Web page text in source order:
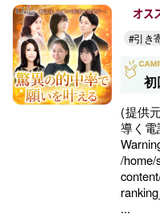
オス
#引き
(提供
導く
/home/
...